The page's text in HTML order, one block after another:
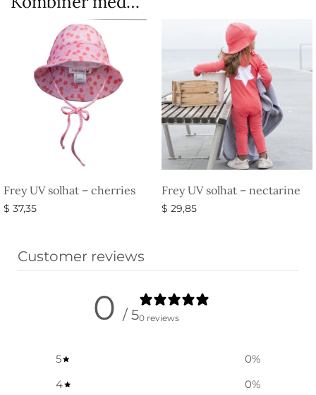
Frey UV solhat – cherries
$ 37,35
Frey UV solhat – nectarine
$ 29,85
Customer reviews
0 / 50 reviews
5 0%
4
0%